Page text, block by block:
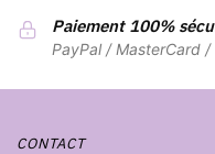
Paiement 100%
PayPal / MasterCard /
CONTACT